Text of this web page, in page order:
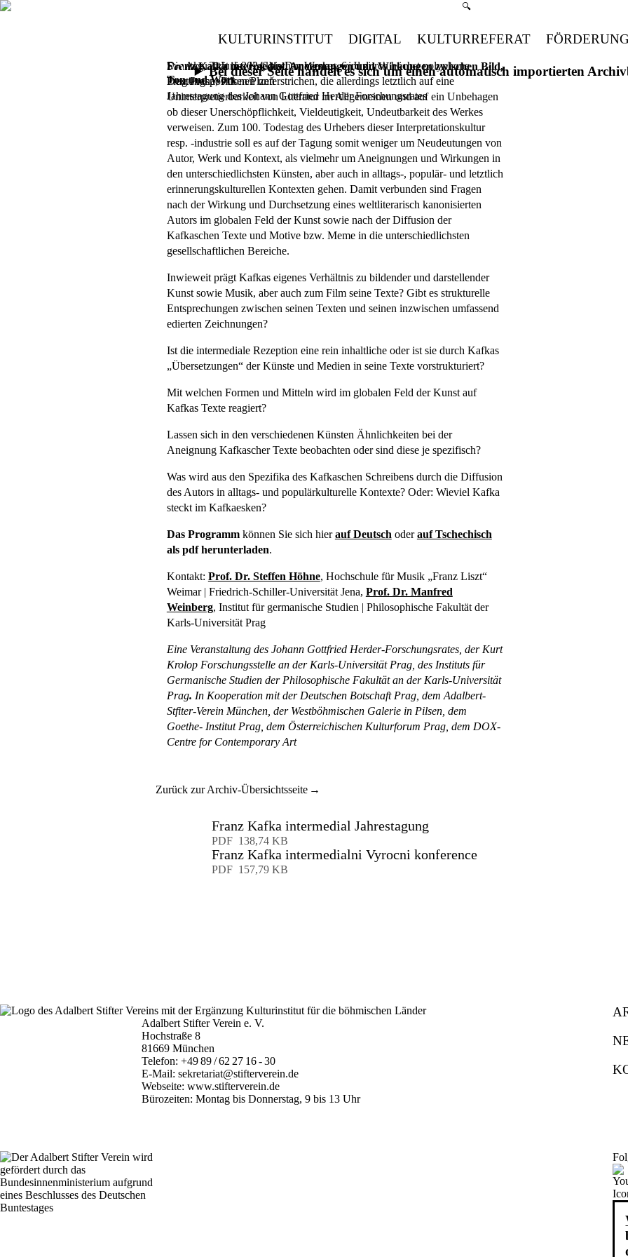
Suchmenü öffnen
🔍
KULTURINSTITUT DIGITAL KULTURREFERAT
Bei dieser Seite handelt es sich um einen automatisch importierten
Franz Kafka intermedial. Aneignungen und Wirkungen zwischen Bild,
Ton und Wort
Jahrestagung des Johann Gottfried Herder Forschungsrates
Die Aktualität des Kafkaschen Werkes wird durch höchst polyphone
Deutungspositionen unterstrichen, die allerdings letztlich auf eine
Uninterpretierbarkeit von Literatur im Allgemeinen und auf ein Unbehagen
ob dieser Unerschöpflichkeit, Vieldeutigkeit, Undeutbarkeit des Werkes
verweisen. Zum 100. Todestag des Urhebers dieser Interpretationskultur
resp. -industrie soll es auf der Tagung somit weniger um Neudeutungen von
Autor, Werk und Kontext, als vielmehr um Aneignungen und Wirkungen in
den unterschiedlichsten Künsten, aber auch in alltags-, populär- und letztlich
erinnerungskulturellen Kontexten gehen. Damit verbunden sind Fragen
nach der Wirkung und Durchsetzung eines weltliterarisch kanonisierten
Autors im globalen Feld der Kunst sowie nach der Diffusion der
Kafkaschen Texte und Motive bzw. Meme in die unterschiedlichsten
gesellschaftlichen Bereiche.
Inwieweit prägt Kafkas eigenes Verhältnis zu bildender und darstellender
Kunst sowie Musik, aber auch zum Film seine Texte? Gibt es strukturelle
Entsprechungen zwischen seinen Texten und seinen inzwischen umfassend
edierten Zeichnungen?
Ist die intermediale Rezeption eine rein inhaltliche oder ist sie durch Kafkas
„Übersetzungen“ der Künste und Medien in seine Texte vorstrukturiert?
Mit welchen Formen und Mitteln wird im globalen Feld der Kunst auf
Kafkas Texte reagiert?
Lassen sich in den verschiedenen Künsten Ähnlichkeiten bei der
Aneignung Kafkascher Texte beobachten oder sind diese je spezifisch?
Was wird aus den Spezifika des Kafkaschen Schreibens durch die Diffusion
des Autors in alltags- und populärkulturelle Kontexte? Oder: Wieviel Kafka
steckt im Kafkaesken?
Das Programm können Sie sich hierauf Deutsch oderauf Tschechisch
als pdf herunterladen.
Kontakt: Prof. Dr. Steffen Höhne, Hochschule für Musik „Franz Liszt“
Weimar | Friedrich-Schiller-Universität Jena, Prof. Dr. Manfred
Weinberg, Institut für germanische Studien | Philosophische Fakultät der
Karls-Universität Prag
Eine Veranstaltung des Johann Gottfried Herder-Forschungsrates, der Kurt
Krolop Forschungsstelle an der Karls-Universität Prag, des Instituts für
Germanische Studien der Philosophische Fakultät an der Karls-Universität
Prag. In Kooperation mit der Deutschen Botschaft Prag, dem Adalbert-
Stfiter-Verein München, der Westböhmischen Galerie in Pilsen, dem
Goethe- Institut Prag, dem Österreichischen Kulturforum Prag, dem DOX-
Centre for Contemporary Art
Sonntag, 2. Juni 2024,bis Donnerstag, 6. Juni
Prag/Praha, Pilsen/Plzeň
Zurück zur Archiv-Übersichtsseite
Franz Kafka intermedial Jahrestagung
PDF 138,74 KB
Franz Kafka intermedialni Vyrocni konference
PDF 157,79 KB
Adalbert Stifter Verein e. V.
Hochstraße 8
81669 München
Telefon:+49 89 / 62 27 16 - 30
E-Mail:sekretariat@stifterverein.de
Webseite:www.stifterverein.de
Bürozeiten: Montag bis Donnerstag, 9 bis 13 Uhr